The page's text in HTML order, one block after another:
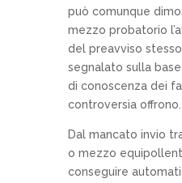
può comunque
mezzo probatorio
del preavviso
segnalato sulla
di conoscenza dei
controversia offrono.
Dal mancato invio
o mezzo
conseguire